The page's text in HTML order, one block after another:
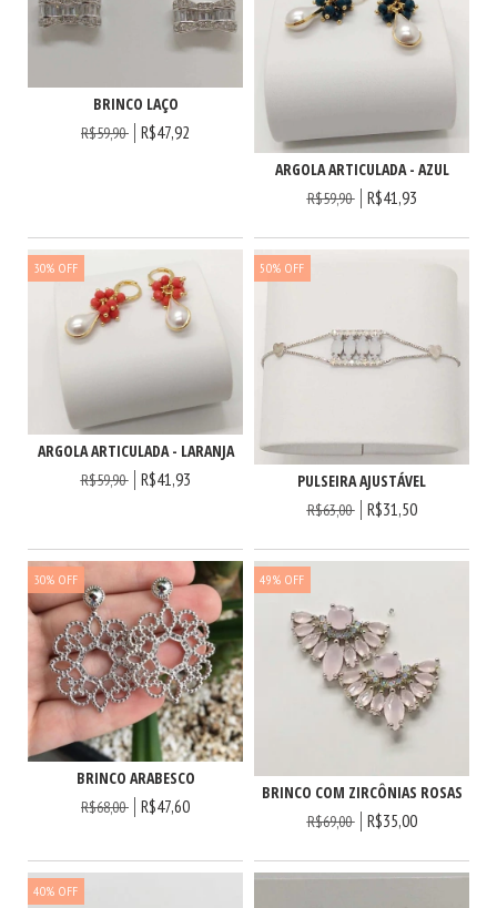
BRINCO LAÇO
R$59,90 R$47,92
ARGOLA ARTICULADA - AZUL
R$59,90 R$41,93
30% OFF
ARGOLA ARTICULADA - LARANJA
R$59,90 R$41,93
50% OFF
PULSEIRA AJUSTÁVEL
R$63,00 R$31,50
30% OFF
BRINCO ARABESCO
R$68,00 R$47,60
49% OFF
BRINCO COM ZIRCÔNIAS ROSAS
R$69,00 R$35,00
40% OFF